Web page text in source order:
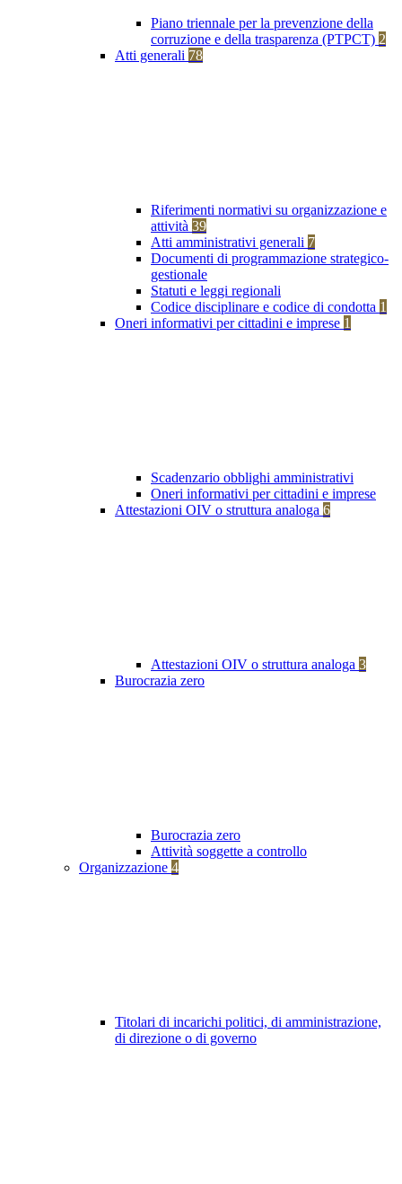
Piano triennale per la prevenzione della
corruzione e della trasparenza (PTPCT) 2
Atti generali 78
Riferimenti normativi su organizzazione e
attività 39
Atti amministrativi generali 7
Documenti di programmazione strategico-
gestionale
Statuti e leggi regionali
Codice disciplinare e codice di condotta 1
Oneri informativi per cittadini e imprese 1
Scadenzario obblighi amministrativi
Oneri informativi per cittadini e imprese
Attestazioni OIV o struttura analoga 6
Attestazioni OIV o struttura analoga 3
Burocrazia zero
Burocrazia zero
Attività soggette a controllo
Organizzazione 4
Titolari di incarichi politici, di amministrazione,
di direzione o di governo